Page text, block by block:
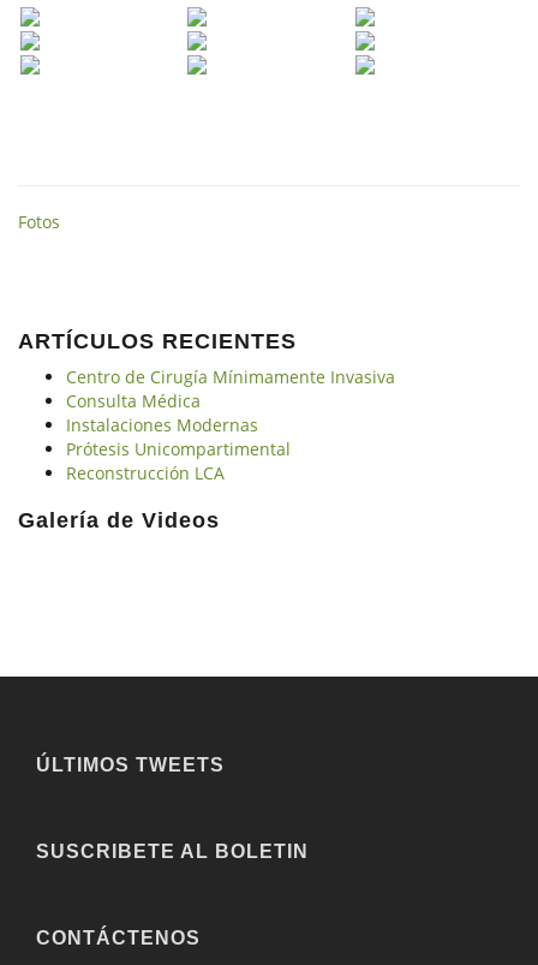
Fotos
ARTÍCULOS RECIENTES
Centro de Cirugía Mínimamente Invasiva
Consulta Médica
Instalaciones Modernas
Prótesis Unicompartimental
Reconstrucción LCA
Galería de Videos
ÚLTIMOS TWEETS
SUSCRIBETE AL BOLETIN
CONTÁCTENOS